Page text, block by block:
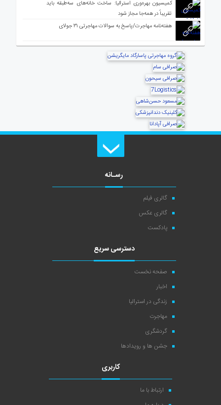
کمیسیون بهره‌وری استرالیا: ساخت خانه‌های سه‌طبقه باید
تقریباً در همه‌جا مجاز شود
هفته‌نامه مهاجرت/پاسخ به سوالات مهاجرتی ۳۱ جولای
رسـانه
گالری فیلم
گالری عکس
پادکست
دسترسی سریع
صفحه نخست
اخبار
زندگی در استرالیا
مهاجرت
گردشگری
جشن ها و رویدادها
کاربری
ارتباط با ما